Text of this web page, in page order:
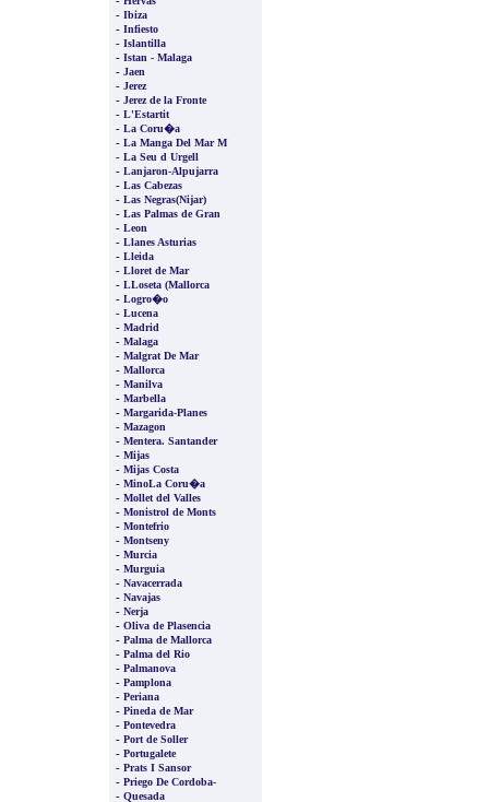
- Ibiza
- Infiesto
- Islantilla
- Istan - Malaga
- Jaen
- Jerez
- Jerez de la Fronte
- L'Estartit
- La Coru�a
- La Manga Del Mar M
- La Seu d Urgell
- Lanjaron-Alpujarra
- Las Cabezas
- Las Negras(Nijar)
- Las Palmas de Gran
- Leon
- Llanes Asturias
- Lleida
- Lloret de Mar
- LLoseta (Mallorca
- Logro�o
- Lucena
- Madrid
- Malaga
- Malgrat De Mar
- Mallorca
- Manilva
- Marbella
- Margarida-Planes
- Mazagon
- Mentera. Santander
- Mijas
- Mijas Costa
- MinoLa Coru�a
- Mollet del Valles
- Monistrol de Monts
- Montefrio
- Montseny
- Murcia
- Murguia
- Navacerrada
- Navajas
- Nerja
- Oliva de Plasencia
- Palma de Mallorca
- Palma del Rio
- Palmanova
- Pamplona
- Periana
- Pineda de Mar
- Pontevedra
- Port de Soller
- Portugalete
- Prats I Sansor
- Priego De Cordoba-
- Quesada